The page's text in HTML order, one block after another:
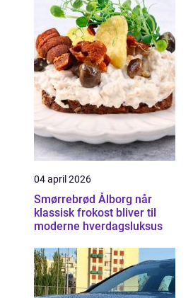
04 april 2026
Smørrebrød Ålborg når
klassisk frokost bliver til
moderne hverdagsluksus